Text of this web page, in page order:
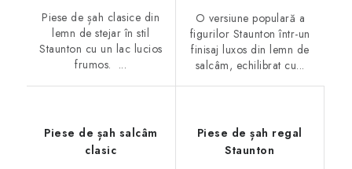
Piese de șah clasice din
lemn de stejar în stil
Staunton cu un lac lucios
frumos. ...
O versiune populară a
figurilor Staunton într-un
finisaj luxos din lemn de
salcâm, echilibrat cu...
Piese de șah salcâm
clasic
Piese de șah regal
Staunton